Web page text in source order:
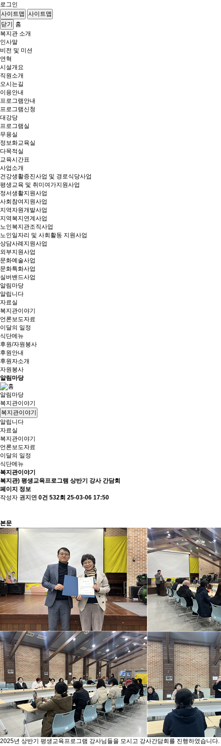
로그인
사이트맵
사이트맵
닫기
홈
복지관 소개
인사말
비전 및 미션
연혁
시설개요
직원소개
오시는길
이용안내
프로그램안내
프로그램신청
대강당
프로그램실
무용실
정보화교육실
다목적실
교육시간표
사업소개
건강생활증진사업 및 경로식당사업
평생교육 및 취미여가지원사업
정서생활지원사업
사회참여지원사업
지역자원개발사업
지역복지연계사업
노인복지관조직사업
노인일자리 및 사회활동 지원사업
상담사례지원사업
외부지원사업
문화예술사업
문화특화사업
실버밴드사업
알림마당
알립니다
자료실
복지관이야기
언론보도자료
이달의 일정
식단메뉴
후원/자원봉사
후원안내
후원자소개
자원봉사
알림마당
알림마당
복지관이야기
복지관이야기
알립니다
자료실
복지관이야기
언론보도자료
이달의 일정
식단메뉴
복지관이야기
복지관) 평생교육프로그램 상반기 강사 간담회
페이지 정보
작성자 권지연 0건 532회 25-03-06 17:50
본문
2025년 상반기 평생교육프로그램 강사님들을 모시고 강사간담회를 진행하였습니다.